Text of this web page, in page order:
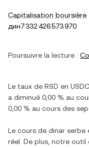
Capitalisation boursière
дин7 332 426 573 970
Poursuivre la lecture :
Le taux de RSD en USDC
a diminué 0,00 % au
0,00 % au cours des
Le cours de dinar serbe
réel. De plus, notre outil